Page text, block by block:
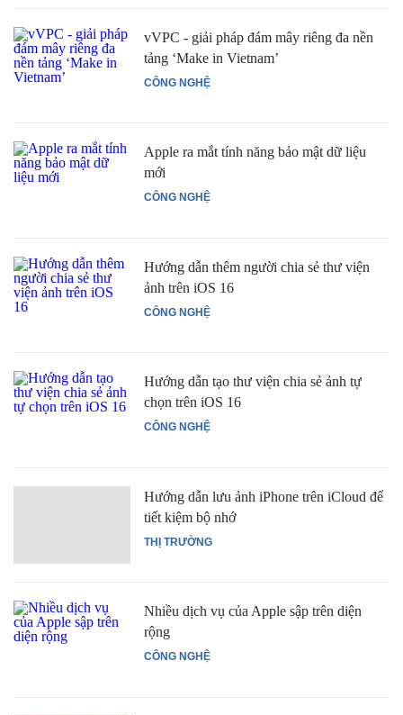
CÔNG NGHỆ
vVPC - giải pháp đám mây riêng đa nền
tảng ‘Make in Vietnam’
CÔNG NGHỆ
Apple ra mắt tính năng bảo mật dữ liệu
mới
CÔNG NGHỆ
Hướng dẫn thêm người chia sẻ thư viện
ảnh trên iOS 16
CÔNG NGHỆ
Hướng dẫn tạo thư viện chia sẻ ảnh tự
chọn trên iOS 16
THỊ TRƯỜNG
Hướng dẫn lưu ảnh iPhone trên iCloud để
tiết kiệm bộ nhớ
CÔNG NGHỆ
Nhiều dịch vụ của Apple sập trên diện
rộng